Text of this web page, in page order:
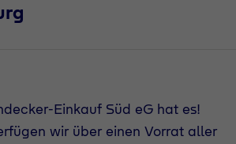
Einkauf Süd eG hat es!
wir über einen Vorrat aller